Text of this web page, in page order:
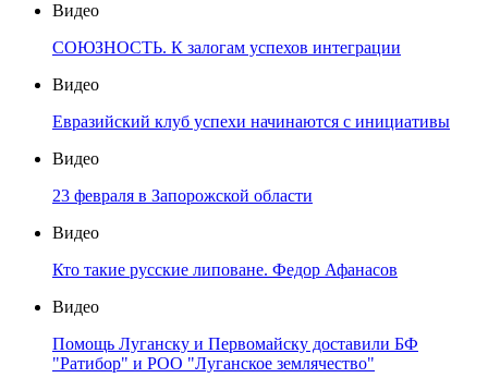
Видео
СОЮЗНОСТЬ. К залогам успехов интеграции
Видео
Евразийский клуб успехи начинаются с инициативы
Видео
23 февраля в Запорожской области
Видео
Кто такие русские липоване. Федор Афанасов
Видео
Помощь Луганску и Первомайску доставили БФ
"Ратибор" и РОО "Луганское землячество"